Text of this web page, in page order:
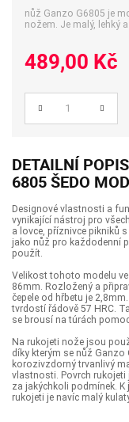
nůž Ganzo G6805 je
nožem. Je malý, lehký
489,00 Kč
Počet
DETAILNÍ
6805 ŠEDO
Designové vlastnosti a
vynikající nástroj pro
a lovce, příznivce pikniků
jako nůž pro každodenní
použít.
Velikost tohoto modelu ve
86mm. Rozložený a
čepele od hřbetu je
tvrdostí řádově 57 HRC.
se brousí na túrách
Na rukojeti nože jsou
díky kterým se nůž Ganzo
korozivzdorný trvanlivý
vlastnosti. Povrch rukojeti
za jakýchkoli podmínek.
rukojeti je navíc malý